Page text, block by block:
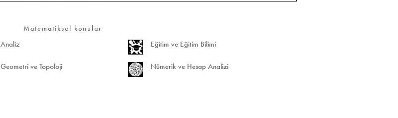
Matematiksel konular
Analiz Eğitim ve Eğitim Bilimi
Geometri ve Topoloji Nümerik ve Hesap Analizi